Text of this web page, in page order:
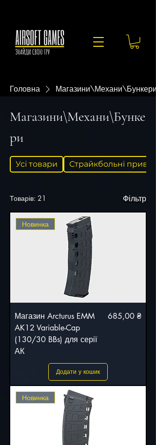
Головна Магазини\Механи\Бункери
Магазини\Механи\Бунке
ри
Усі товари Страйкбольні
Товарів: 21 Фільтр
Новинка
Магазин Arcturus EMM
AK12 Variable-Cap
(130/30 BBs) для серії
АК
Ціна
685,00 ₴
Додати у кошик
Новинка